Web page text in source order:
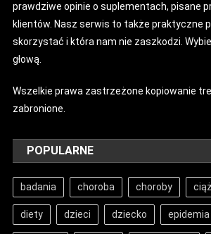
prawdziwe opinie o suplementach, pisane
klientów. Nasz serwis to także praktyczne
skorzystać i która nam nie zaszkodzi.
głową.
Wszelkie prawa zastrzeżone kopiowanie
zabronione.
POPULARNE
badania choroba choroby
diety dzieci dziecko epidemia